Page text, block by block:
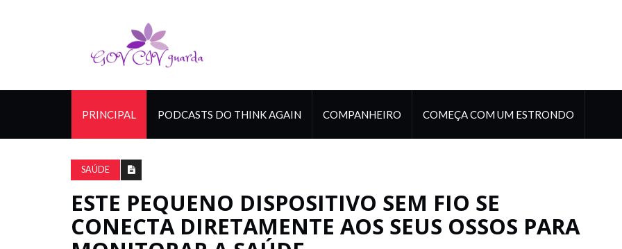
PRINCIPAL PODCASTS DO THINK AGAIN COMPANHEIRO COMEÇA COM UM ESTRONDO
SAÚDE
ESTE PEQUENO DISPOSITIVO SEM FIO SE
CONECTA DIRETAMENTE AOS SEUS OSSOS PARA